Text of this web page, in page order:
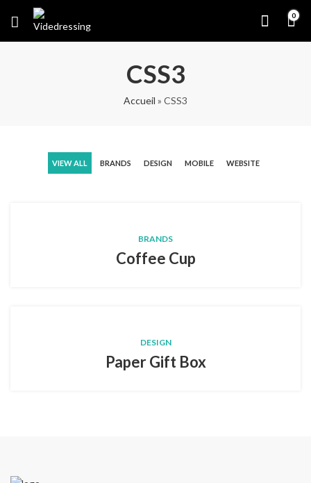
0
CSS3
Accueil » CSS3
VIEW ALL BRANDS DESIGN MOBILE WEBSITE
BRANDS
Coffee Cup
DESIGN
Paper Gift Box